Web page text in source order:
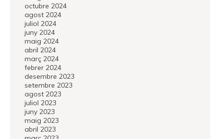
octubre 2024
agost 2024
juliol 2024
juny 2024
maig 2024
abril 2024
març 2024
febrer 2024
desembre 2023
setembre 2023
agost 2023
juliol 2023
juny 2023
maig 2023
abril 2023